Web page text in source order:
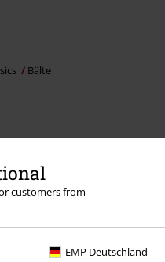
customers from
EMP Deutschland
Bälte